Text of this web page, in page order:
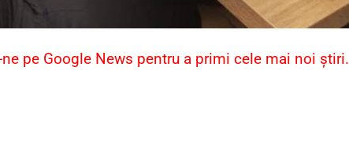
ne pe Google News pentru a primi cele mai noi știri.